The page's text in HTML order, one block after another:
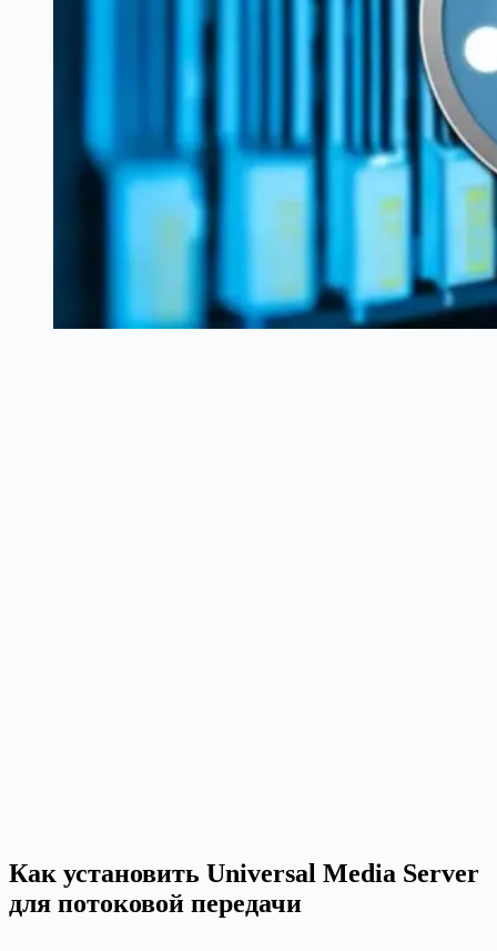
Как установить Universal Media Server
для потоковой передачи